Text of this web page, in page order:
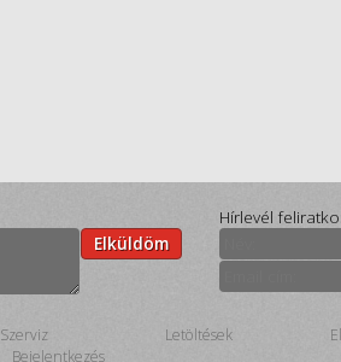
Elküldöm
Hírlevél
Szerviz
Bejelentkezés
Letöltések